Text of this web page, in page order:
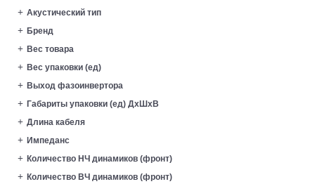
Акустический тип
Бренд
Вес товара
Вес упаковки (ед)
Выход фазоинвертора
Габариты упаковки (ед) ДхШхВ
Длина кабеля
Импеданс
Количество HЧ динамиков (фронт)
Количество ВЧ динамиков (фронт)